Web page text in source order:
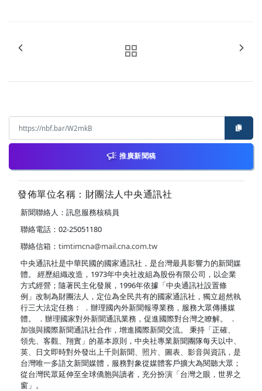
推廣新聞稿
發佈單位名稱：財團法人中央通訊社
新聞聯絡人：訊息服務核稿員
聯絡電話：02-25051180
聯絡信箱： timtimcna@mail.cna.com.tw
中央通訊社是中華民國的國家通訊社，是台灣最具影響力的新聞媒
體。 經歷組織改造，1973年中央社改組為股份有限公司，以企業
方式經營；隨著民主化發展，1996年依據「中央通訊社設置條
例」改制為財團法人，定位為全民共有的國家通訊社，獨立超然執
行三大法定任務： ．辦理國內外新聞報導業務，服務大眾傳播媒
體。 ．辦理國家對外新聞通訊業務，促進國際對台灣之瞭解。 ．
加強與國際新聞通訊社合作，增進國際新聞交流。 秉持「正確、
領先、客觀、翔實」的基本原則，中央社專業新聞團隊每天以中、
英、日文即時對外發出上千則新聞、照片、圖表、影音與資訊，是
台灣唯一多語文新聞媒體，服務對象從媒體客戶擴大為閱聽大眾；
從台灣民眾延伸至全球僑胞與讀者，充分扮演「台灣之眼，世界之
窗」。